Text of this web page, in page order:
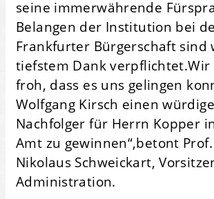
seine immerwährende
Belangen der Institution bei
Frankfurter Bürgerschaft sind
tiefstem Dank verpflichtet.Wir
froh, dass es uns gelingen
Wolfgang Kirsch einen
Nachfolger für Herrn Kopper
Amt zu gewinnen“,betont
Nikolaus Schweickart,
Administration.